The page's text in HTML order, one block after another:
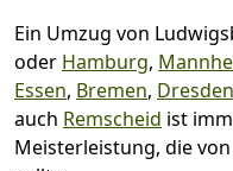
Ein Umzug von
oder Hamburg,
Essen, Bremen, Dresden
auch Remscheid ist
Meisterleistung, die